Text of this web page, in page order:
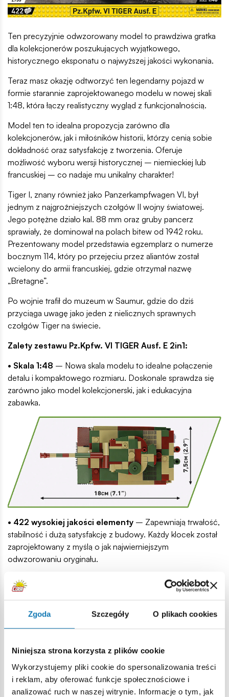
Zgoda Szczegóły O plikach cookies
Niniejsza strona korzysta z plików cookie
Wykorzystujemy pliki cookie do spersonalizowania treści
i reklam, aby oferować funkcje społecznościowe i
analizować ruch w naszej witrynie. Informacje o tym, jak
Ten precyzyjnie odwzorowany model to prawdziwa gratka
dla kolekcjonerów poszukujących wyjątkowego,
historycznego eksponatu o najwyższej jakości wykonania.
Teraz masz okazję odtworzyć ten legendarny pojazd w
formie starannie zaprojektowanego modelu w nowej skali
1:48, która łączy realistyczny wygląd z funkcjonalnością.
Model ten to idealna propozycja zarówno dla
kolekcjonerów, jak i miłośników historii, którzy cenią sobie
dokładność oraz satysfakcję z tworzenia. Oferuje
możliwość wyboru wersji historycznej – niemieckiej lub
francuskiej – co nadaje mu unikalny charakter!
Tiger I, znany również jako Panzerkampfwagen VI, był
jednym z najgroźniejszych czołgów II wojny światowej.
Jego potężne działo kal. 88 mm oraz gruby pancerz
sprawiały, że dominował na polach bitew od 1942 roku.
Prezentowany model przedstawia egzemplarz o numerze
bocznym 114, który po przejęciu przez aliantów został
wcielony do armii francuskiej, gdzie otrzymał nazwę
„Bretagne”.
Po wojnie trafił do muzeum w Saumur, gdzie do dziś
przyciąga uwagę jako jeden z nielicznych sprawnych
czołgów Tiger na świecie.
Zalety zestawu Pz.Kpfw. VI TIGER Ausf. E 2in1:
• Skala 1:48 – Nowa skala modelu to idealne połączenie
detalu i kompaktowego rozmiaru. Doskonale sprawdza się
zarówno jako model kolekcjonerski, jak i edukacyjna
zabawka.
• 422 wysokiej jakości elementy – Zapewniają trwałość,
stabilność i dużą satysfakcję z budowy. Każdy klocek został
zaprojektowany z myślą o jak najwierniejszym
odwzorowaniu oryginału.
• Współpraca z Musée des Blindés
– Model powstał we
współpracy z renomowanym francuskim muzeum czołgów,
co gwarantuje historyczną wierność i autentyczność detali.
czołgu w różnych pozycjach bojowych. Gąsienice
realizmu i dynamicznego charakteru.